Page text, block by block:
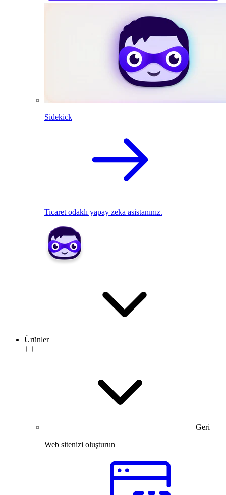
Sidekick
Ticaret odaklı yapay zeka asistanınız.
Ürünler
Geri
Web sitenizi oluşturun